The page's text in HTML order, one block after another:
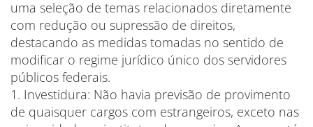
uma seleção de temas relacionados diretamente
com redução ou supressão de direitos,
destacando as medidas tomadas no sentido de
modificar o regime jurídico único dos servidores
públicos federais.
1. Investidura: Não havia previsão de provimento
de quaisquer cargos com estrangeiros, exceto nas